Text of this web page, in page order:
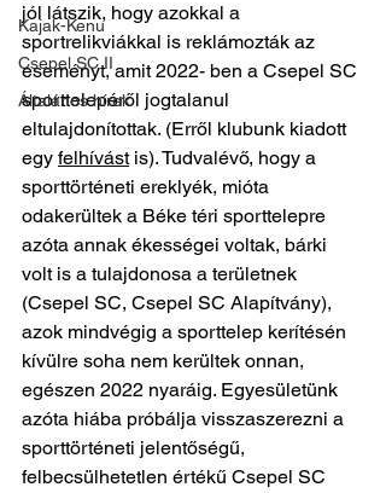
Kajak-Kenu
Csepel SC II
Általános hírek
jól látszik, hogy azokkal a
sportrelikviákkal is reklámozták az
eseményt, amit 2022- ben a Csepel SC
sporttelepéről jogtalanul
eltulajdonítottak. (Erről klubunk kiadott
egy felhívást is). Tudvalévő, hogy a
sporttörténeti ereklyék, mióta
odakerültek a Béke téri sporttelepre
azóta annak ékességei voltak, bárki
volt is a tulajdonosa a területnek
(Csepel SC, Csepel SC Alapítvány),
azok mindvégig a sporttelep kerítésén
kívülre soha nem kerültek onnan,
egészen 2022 nyaráig. Egyesületünk
azóta hiába próbálja visszaszerezni a
sporttörténeti jelentőségű,
felbecsülhetetlen értékű Csepel SC